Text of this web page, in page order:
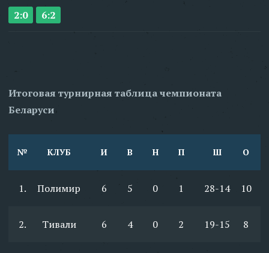
2:0 6:2
Итоговая турнирная таблица чемпионата
Беларуси
№ КЛУБ И В Н П Ш О
1. Полимир 6 5 0 1 28-14 10
2. Тивали 6 4 0 2 19-15 8